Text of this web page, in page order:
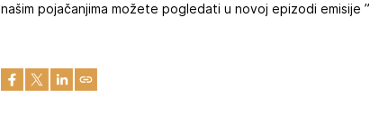
našim pojačanjima možete pogledati u novoj epizodi emisije ”